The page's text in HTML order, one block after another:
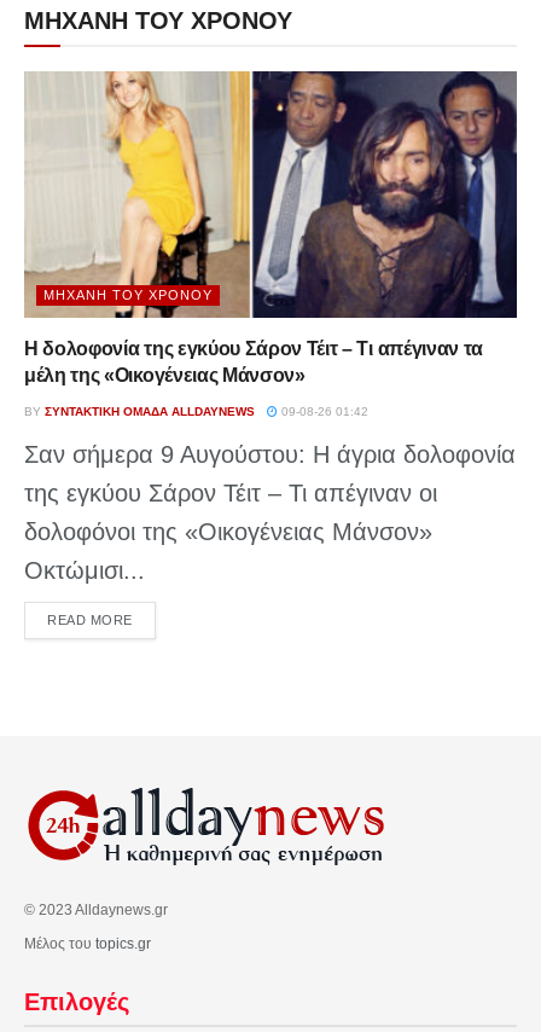
ΜΗΧΑΝΗ ΤΟΥ ΧΡΟΝΟΥ
ΜΗΧΑΝΉ ΤΟΥ ΧΡΌΝΟΥ
Η δολοφονία της εγκύου Σάρον Τέιτ – Τι απέγιναν τα
μέλη της «Οικογένειας Μάνσον»
BY ΣΥΝΤΑΚΤΙΚΉ ΟΜΆΔΑ ALLDAYNEWS 09-08-26 01:42
Σαν σήμερα 9 Αυγούστου: Η άγρια δολοφονία
της εγκύου Σάρον Τέιτ – Τι απέγιναν οι
δολοφόνοι της «Οικογένειας Μάνσον»
Οκτώμισι...
READ MOREDETAILS
© 2023 Alldaynews.gr
Μέλος του topics.gr
Επιλογές